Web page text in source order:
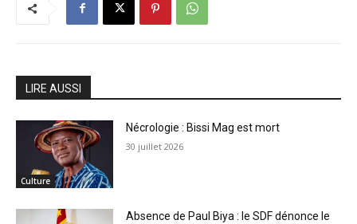
LIRE AUSSI
Culture
Nécrologie : Bissi Mag est mort
30 juillet 2026
Absence de Paul Biya : le SDF dénonce le